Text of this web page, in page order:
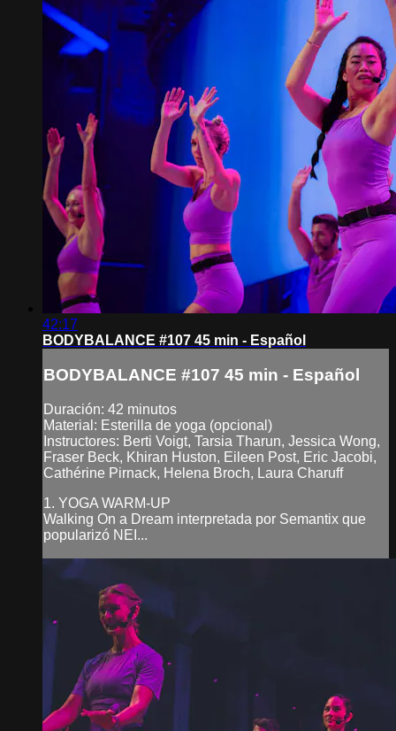
42:17
BODYBALANCE #107 45 min - Español
BODYBALANCE #107 45 min - Español
Duración: 42 minutos
Material: Esterilla de yoga (opcional)
Instructores: Berti Voigt, Tarsia Tharun, Jessica Wong,
Fraser Beck, Khiran Huston, Eileen Post, Eric Jacobi,
Cathérine Pirnack, Helena Broch, Laura Charuff
1. YOGA WARM-UP
Walking On a Dream interpretada por Semantix que
popularizó NEI...